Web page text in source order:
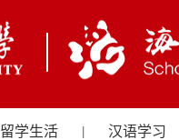
留学生活 汉语学习